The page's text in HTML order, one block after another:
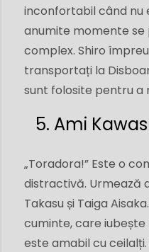
inconfortabil când nu
anumite momente
complex. Shiro
transportați la
sunt folosite pentru a
5. Ami
„Toradora!” Este o
distractivă. Urmează
Takasu și Taiga
cuminte, care iubește
este amabil cu